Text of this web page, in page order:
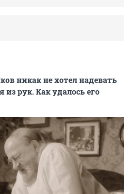
никак не хотел надевать
рук. Как удалось его